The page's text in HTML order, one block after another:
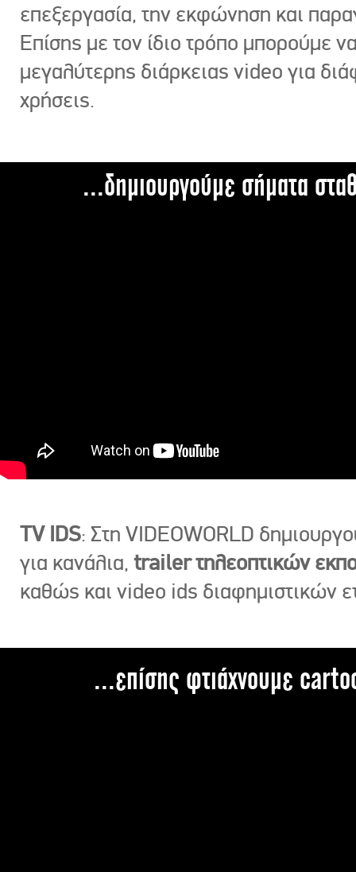
επεξεργασία, την εκφώνηση και
Επίσης με τον ίδιο τρόπο μπορούμε
μεγαλύτερης διάρκειας video για
χρήσεις.
...δημιουργούμε σήματα
TV IDS: Στη VIDEOWORLD
για κανάλια, trailer τηλεοπτικών
καθώς και video ids διαφημιστικών
...επίσης φτιάχνουμε